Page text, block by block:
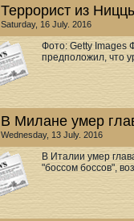
Террорист из
Saturday, 16 July. 2016
Фото: Getty Images
предположил, что
В Милане умер
Wednesday, 13 July. 2016
В Италии умер
"боссом боссов",